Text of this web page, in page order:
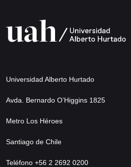
Universidad Alberto Hurtado
Avda. Bernardo O’Higgins 1825
Metro Los Héroes
Santiago de Chile
Teléfono +56 2 2692 0200